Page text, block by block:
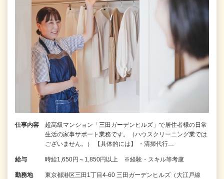
仕事内容
超高級マンション「三田ガーデンヒルズ」で居住者様の日常
生活の家事サポート業務です。（ハウスクリーニング業では
ございません。） 【具体的には】 ・清掃代行…
給与 時給1,650円～1,850円以上 ※経験・スキル等考慮
勤務地
東京都港区三田1丁目4-60 三田ガーデンヒルズ（大江戸線